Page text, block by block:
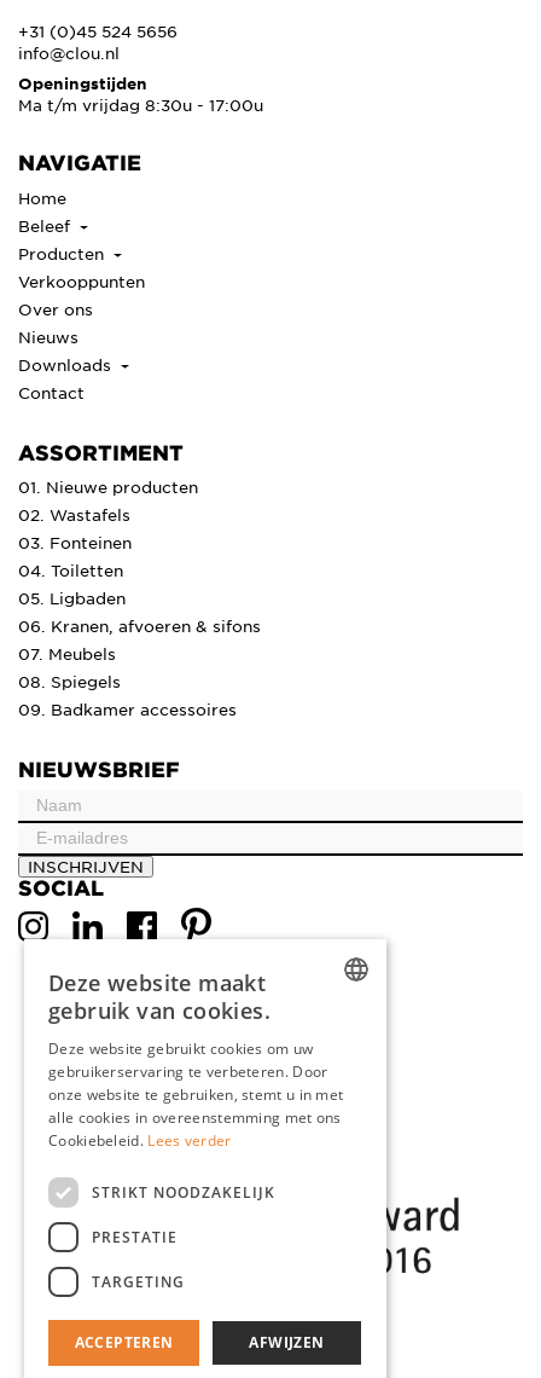
+31 (0)45 524 5656
info@clou.nl
Openingstijden
Ma t/m vrijdag 8:30u - 17:00u
NAVIGATIE
Home
Beleef
Producten
Verkooppunten
Over ons
Nieuws
Downloads
Contact
ASSORTIMENT
01. Nieuwe producten
02. Wastafels
03. Fonteinen
04. Toiletten
05. Ligbaden
06. Kranen, afvoeren & sifons
07. Meubels
08. Spiegels
09. Badkamer accessoires
NIEUWSBRIEF
INSCHRIJVEN
SOCIAL
ENGLISH
FRENCH
Deze website maakt
gebruik van cookies.
Deze website gebruikt cookies om uw
gebruikerservaring te verbeteren. Door
onze website te gebruiken, stemt u in met
alle cookies in overeenstemming met ons
Cookiebeleid. Lees verder
STRIKT NOODZAKELIJK
PRESTATIE
TARGETING
ACCEPTEREN AFWIJZEN